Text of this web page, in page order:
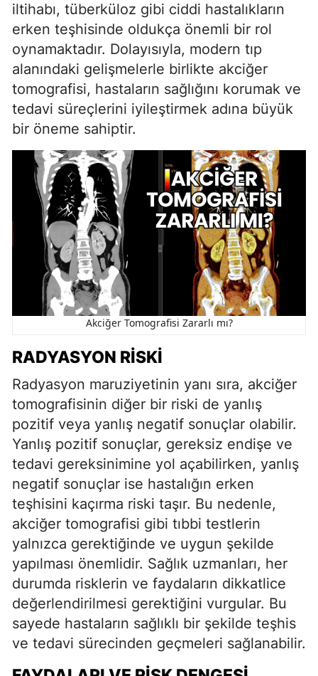
iltihabı, tüberküloz gibi ciddi hastalıkların
erken teşhisinde oldukça önemli bir rol
oynamaktadır. Dolayısıyla, modern tıp
alanındaki gelişmelerle birlikte akciğer
tomografisi, hastaların sağlığını korumak ve
tedavi süreçlerini iyileştirmek adına büyük
bir öneme sahiptir.
Akciğer Tomografisi Zararlı mı?
RADYASYON RISKI
Radyasyon maruziyetinin yanı sıra, akciğer
tomografisinin diğer bir riski de yanlış
pozitif veya yanlış negatif sonuçlar olabilir.
Yanlış pozitif sonuçlar, gereksiz endişe ve
tedavi gereksinimine yol açabilirken, yanlış
negatif sonuçlar ise hastalığın erken
teşhisini kaçırma riski taşır. Bu nedenle,
akciğer tomografisi gibi tıbbi testlerin
yalnızca gerektiğinde ve uygun şekilde
yapılması önemlidir. Sağlık uzmanları, her
durumda risklerin ve faydaların dikkatlice
değerlendirilmesi gerektiğini vurgular. Bu
sayede hastaların sağlıklı bir şekilde teşhis
ve tedavi sürecinden geçmeleri sağlanabilir.